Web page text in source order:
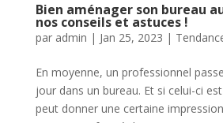
Bien aménager son bureau
nos conseils et astuces !
par admin | Jan 25, 2023 |
En moyenne, un professionnel
jour dans un bureau. Et si celui-ci
peut donner une certaine